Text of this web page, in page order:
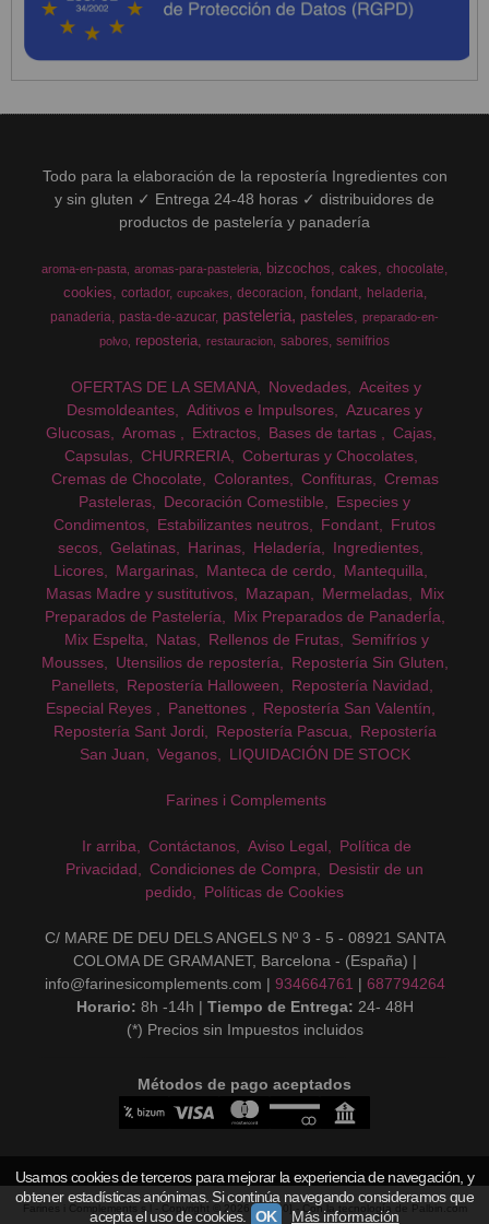
Todo para la elaboración de la repostería Ingredientes con
y sin gluten ✓ Entrega 24-48 horas ✓ distribuidores de
productos de pastelería y panadería
aroma-en-pasta aromas-para-pasteleria bizcochos cakes chocolate
cookies cortador cupcakes decoracion fondant
heladeria
panaderia pasta-de-azucar pasteleria pasteles
preparado-en-
polvo
reposteria restauracion sabores semifrios
OFERTAS DE LA SEMANA Novedades
Aceites y
Desmoldeantes
Aditivos e Impulsores
Azucares y
Glucosas
Aromas Extractos Bases de tartas
Cajas
Capsulas
CHURRERIA
Coberturas y Chocolates
Cremas de Chocolate
Colorantes Confituras
Cremas
Pasteleras
Decoración Comestible
Especies y
Condimentos
Estabilizantes neutros Fondant
Frutos
secos
Gelatinas Harinas Heladería
Ingredientes
Licores
Margarinas Manteca de cerdo
Mantequilla
Masas Madre y sustitutivos
Mazapan Mermeladas
Mix
Preparados de Pastelería
Mix Preparados de PanaderÍa
Mix Espelta
Natas Rellenos de Frutas
Semifríos y
Mousses
Utensilios de repostería
Repostería Sin Gluten
Panellets
Repostería Halloween
Repostería Navidad
Especial Reyes
Panettones
Repostería San Valentín
Repostería Sant Jordi
Repostería Pascua
Repostería
San Juan
Veganos LIQUIDACIÓN DE STOCK
Farines i Complements
Ir arriba Contáctanos Aviso Legal
Política de
Privacidad
Condiciones de Compra
Desistir de un
pedido
Políticas de Cookies
C/ MARE DE DEU DELS ANGELS Nº 3 - 5 - 08921 SANTA
COLOMA DE GRAMANET, Barcelona - (España) |
info@farinesicomplements.com | 934664761 | 687794264
Horario: 8h -14h | Tiempo de Entrega: 24- 48H
(*) Precios sin Impuestos incluidos
Métodos de pago aceptados
- Copyright © 2026 [15240] - Con la tecnología de Palbin.com
Usamos cookies de terceros para mejorar la experiencia de navegación, y
obtener estadísticas anónimas. Si continúa navegando consideramos que
acepta el uso de cookies.
OK Más información